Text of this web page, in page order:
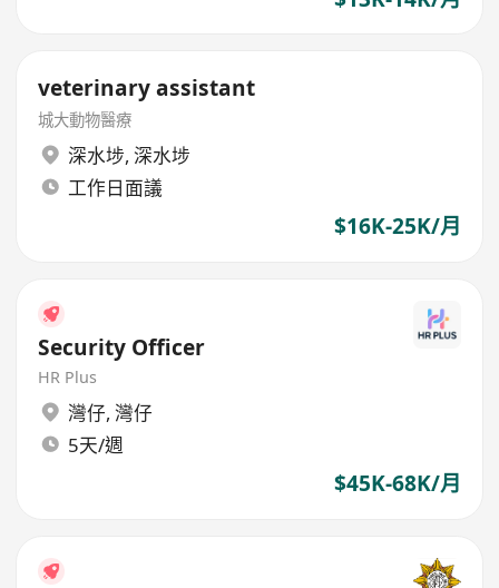
veterinary assistant
城大動物醫療
深水埗, 深水埗
工作日面議
$16K-25K/月
Security Officer
HR Plus
灣仔, 灣仔
5天/週
$45K-68K/月